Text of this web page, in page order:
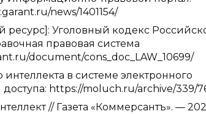
news/1401154/
Уголовный кодекс
правовая система
document/cons_doc_LAW_10699/
в системе электронного
https://moluch.ru/archive/339/
// Газета «Коммерсантъ». —